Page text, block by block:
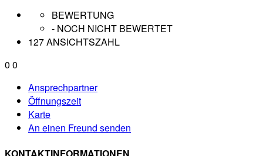
BEWERTUNG
- NOCH NICHT BEWERTET
127 ANSICHTSZAHL
0 0
Ansprechpartner
Öffnungszeit
Karte
An einen Freund senden